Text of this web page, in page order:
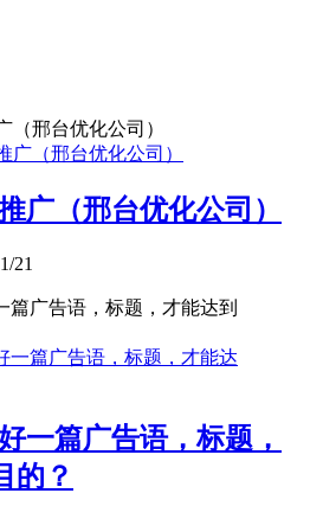
（邢台优化公司）
广（邢台优化公司）
21
篇广告语，标题，才能达到
一篇广告语，标题，
的？